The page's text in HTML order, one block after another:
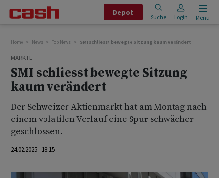
Depot
Suche Login Menu
Home News Top News SMI schliesst bewegte Sitzung kaum verändert
MÄRKTE
SMI schliesst bewegte Sitzung
kaum verändert
Der Schweizer Aktienmarkt hat am Montag nach
einem volatilen Verlauf eine Spur schwächer
geschlossen.
24.02.2025 18:15